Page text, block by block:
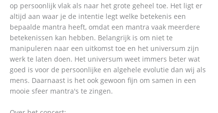
op persoonlijk vlak als naar het grote geheel toe. Het ligt er
altijd aan waar je de intentie legt welke betekenis een
bepaalde mantra heeft, omdat een mantra vaak meerdere
betekenissen kan hebben. Belangrijk is om niet te
manipuleren naar een uitkomst toe en het universum zijn
werk te laten doen. Het universum weet immers beter wat
goed is voor de persoonlijke en algehele evolutie dan wij als
mens. Daarnaast is het ook gewoon fijn om samen in een
mooie sfeer mantra's te zingen.